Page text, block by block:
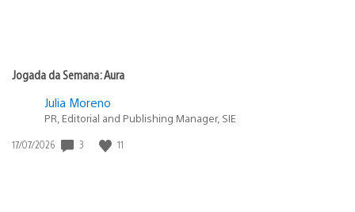
Jogada da Semana: Aura
Julia Moreno
PR, Editorial and Publishing Manager, SIE
Data
17/07/2026 3 11